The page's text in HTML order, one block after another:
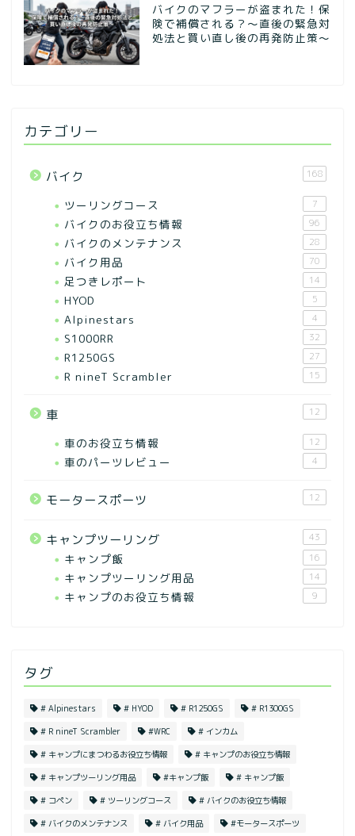
バイクのマフラーが盗まれた！保
険で補償される？～直後の緊急対
処法と買い直し後の再発防止策～
カテゴリー
バイク 168
ツーリングコース 7
バイクのお役立ち情報 96
バイクのメンテナンス 28
バイク用品 70
足つきレポート 14
HYOD 5
Alpinestars 4
S1000RR 32
R1250GS 27
R nineT Scrambler 15
車 12
車のお役立ち情報 12
車のパーツレビュー 4
モータースポーツ 12
キャンプツーリング 43
キャンプ飯 16
キャンプツーリング用品 14
キャンプのお役立ち情報 9
タグ
# Alpinestars # HYOD # R1250GS # R1300GS
# R nineT Scrambler #WRC # インカム
# キャンプにまつわるお役立ち情報 # キャンプのお役立ち情報
# キャンプツーリング用品 #キャンプ飯 # キャンプ飯
# コペン # ツーリングコース # バイクのお役立ち情報
# バイクのメンテナンス # バイク用品 #モータースポーツ